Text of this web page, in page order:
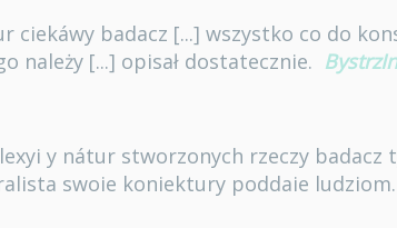
ciekáwy badacz [...] wszystko co do
należy [...] opisał dostatecznie.
y nátur stworzonych rzeczy badacz
swoie koniektury poddaie ludziom.